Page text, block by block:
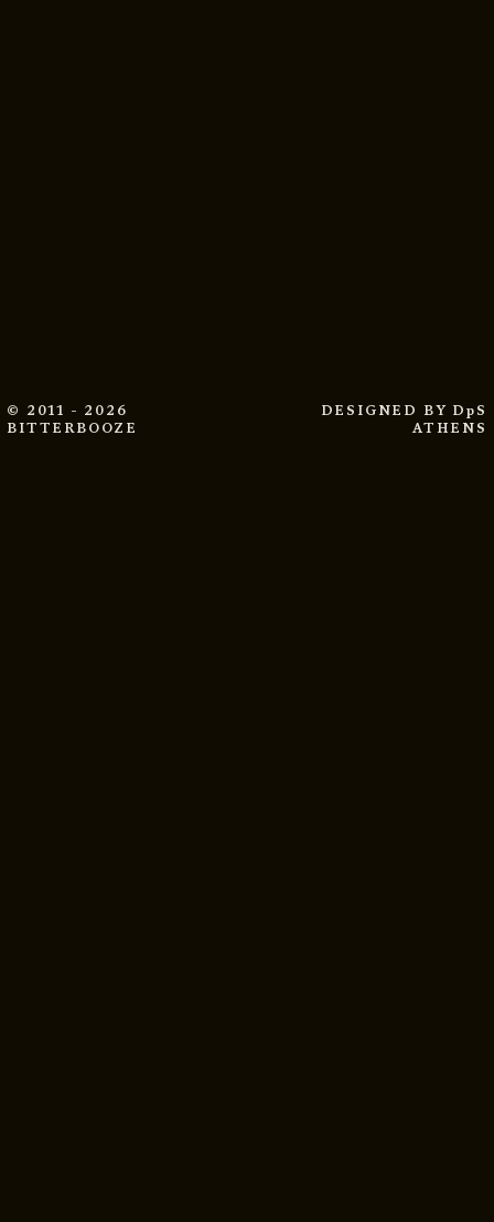
© 2011 - 2026
BITTERBOOZE
DESIGNED BY DpS
ATHENS